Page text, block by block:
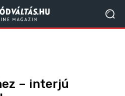
– interjú